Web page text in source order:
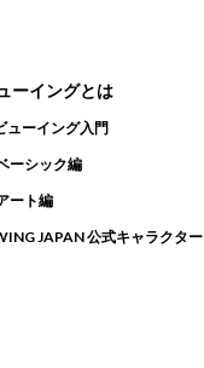
ーイングとは
ューイング入門
ーシック編
ート編
JAPAN 公式キャラクター